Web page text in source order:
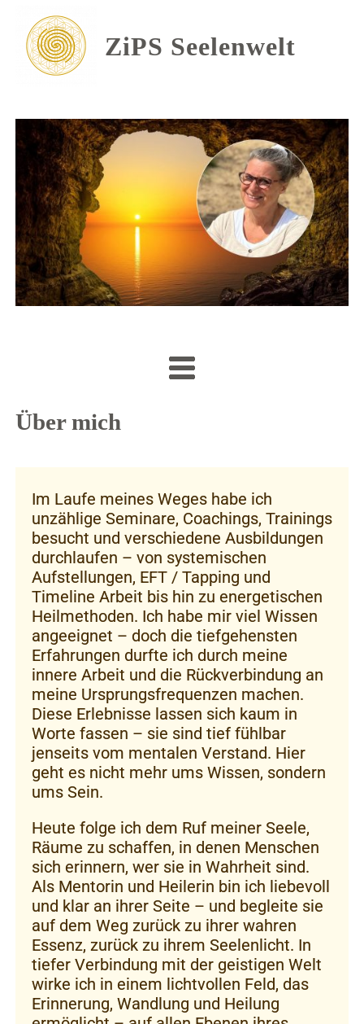
ZiPS Seelenwelt
Über mich
Im Laufe meines Weges habe ich
unzählige Seminare, Coachings, Trainings
besucht und verschiedene Ausbildungen
durchlaufen – von systemischen
Aufstellungen, EFT / Tapping und
Timeline Arbeit bis hin zu energetischen
Heilmethoden. Ich habe mir viel Wissen
angeeignet – doch die tiefgehensten
Erfahrungen durfte ich durch meine
innere Arbeit und die Rückverbindung an
meine Ursprungsfrequenzen machen.
Diese Erlebnisse lassen sich kaum in
Worte fassen – sie sind tief fühlbar
jenseits vom mentalen Verstand. Hier
geht es nicht mehr ums Wissen, sondern
ums Sein.
Heute folge ich dem Ruf meiner Seele,
Räume zu schaffen, in denen Menschen
sich erinnern, wer sie in Wahrheit sind.
Als Mentorin und Heilerin bin ich liebevoll
und klar an ihrer Seite – und begleite sie
auf dem Weg zurück zu ihrer wahren
Essenz, zurück zu ihrem Seelenlicht. In
tiefer Verbindung mit der geistigen Welt
wirke ich in einem lichtvollen Feld, das
Erinnerung, Wandlung und Heilung